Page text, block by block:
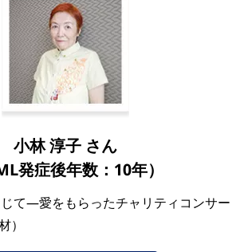
小林 淳子 さん
発症後年数：10年）
て―愛をもらったチャリティコンサー
）